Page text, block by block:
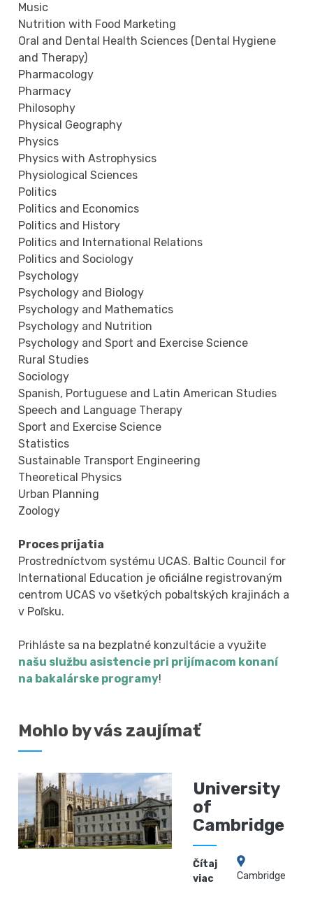
Music
Nutrition with Food Marketing
Oral and Dental Health Sciences (Dental Hygiene
and Therapy)
Pharmacology
Pharmacy
Philosophy
Physical Geography
Physics
Physics with Astrophysics
Physiological Sciences
Politics
Politics and Economics
Politics and History
Politics and International Relations
Politics and Sociology
Psychology
Psychology and Biology
Psychology and Mathematics
Psychology and Nutrition
Psychology and Sport and Exercise Science
Rural Studies
Sociology
Spanish, Portuguese and Latin American Studies
Speech and Language Therapy
Sport and Exercise Science
Statistics
Sustainable Transport Engineering
Theoretical Physics
Urban Planning
Zoology
Proces prijatia
Prostredníctvom systému UCAS. Baltic Council for
International Education je oficiálne registrovaným
centrom UCAS vo všetkých pobaltských krajinách a
v Poľsku.
Prihláste sa na bezplatné konzultácie a využite
našu službu asistencie pri prijímacom konaní
na bakalárske programy!
Mohlo by vás zaujímať
University
of
Cambridge
Čítaj
viac
Cambridge